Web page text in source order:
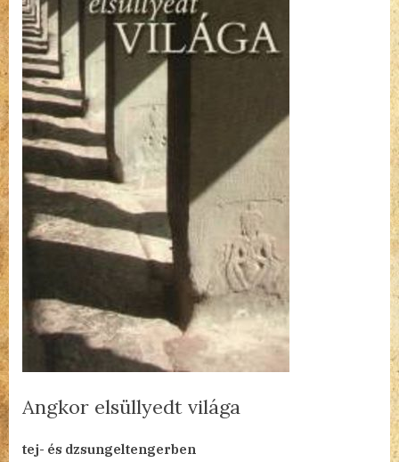
Angkor elsüllyedt világa
on
Angkor
tej- és dzsungeltengerben